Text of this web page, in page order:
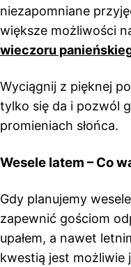
niezapomniane
większe możliwości
wieczoru
Wyciągnij z pięknej
tylko się da i pozwól
promieniach słońca.
Wesele latem – Co
Gdy planujemy
zapewnić gościom
upałem, a nawet
kwestią jest możliwie